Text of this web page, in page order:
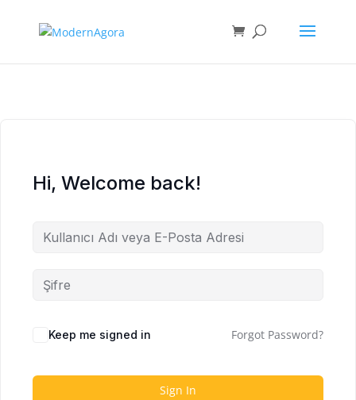
Hi, Welcome back!
Keep me signed in Forgot Password?
Sign In